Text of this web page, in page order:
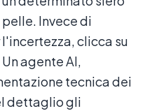
Invece di
clicca su
agente AI,
tecnica dei
dettaglio gli